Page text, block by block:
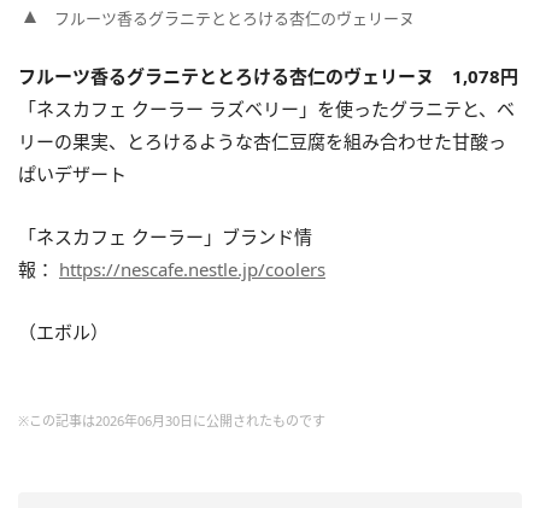
フルーツ香るグラニテととろける杏仁のヴェリーヌ
フルーツ香るグラニテととろける杏仁のヴェリーヌ 1,078円
「ネスカフェ クーラー ラズベリー」を使ったグラニテと、ベ
リーの果実、とろけるような杏仁豆腐を組み合わせた甘酸っ
ぱいデザート
「ネスカフェ クーラー」ブランド情
報： https://nescafe.nestle.jp/coolers
（エボル）
※この記事は2026年06月30日に公開されたものです